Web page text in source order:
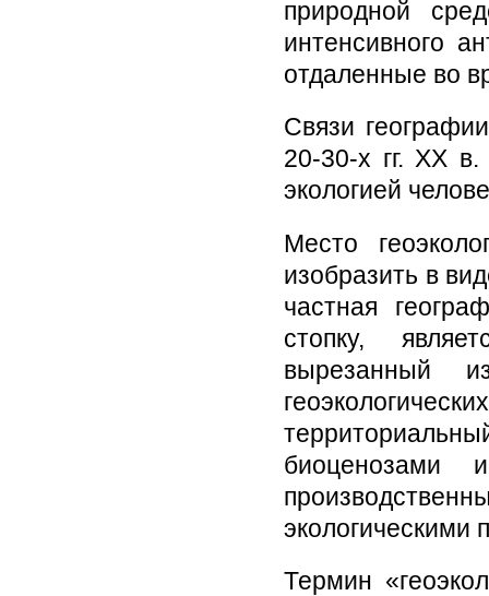
природной
интенсивного
отдаленные во
Связи
20-30-х гг. XX
экологией
Место
изобразить в
частная
стопку,
вырезанный
биоценозами
экологическими
Термин